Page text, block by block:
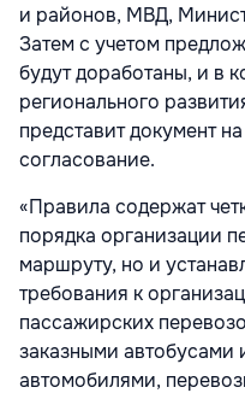
и районов, МВД,
Затем с учетом
будут доработаны, и в
регионального
представит документ
согласование.
«Правила содержат
порядка организации
маршруту, но и
требования к
пассажирских
заказными автобусами
автомобилями,